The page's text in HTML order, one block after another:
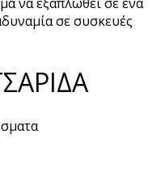
σε συσκευές